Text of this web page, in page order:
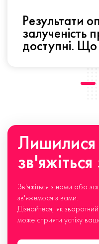
Результати
залученість
доступні. Що
Лишилися
Зв'яжіться з нами або
зв'яжемося з вами.
Дізнайтеся, як
може сприяти успіху